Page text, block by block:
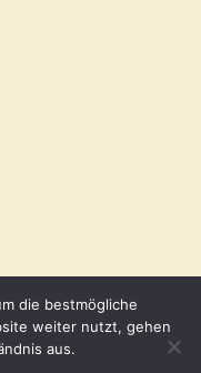
die bestmögliche
weiter nutzt, gehen
aus.